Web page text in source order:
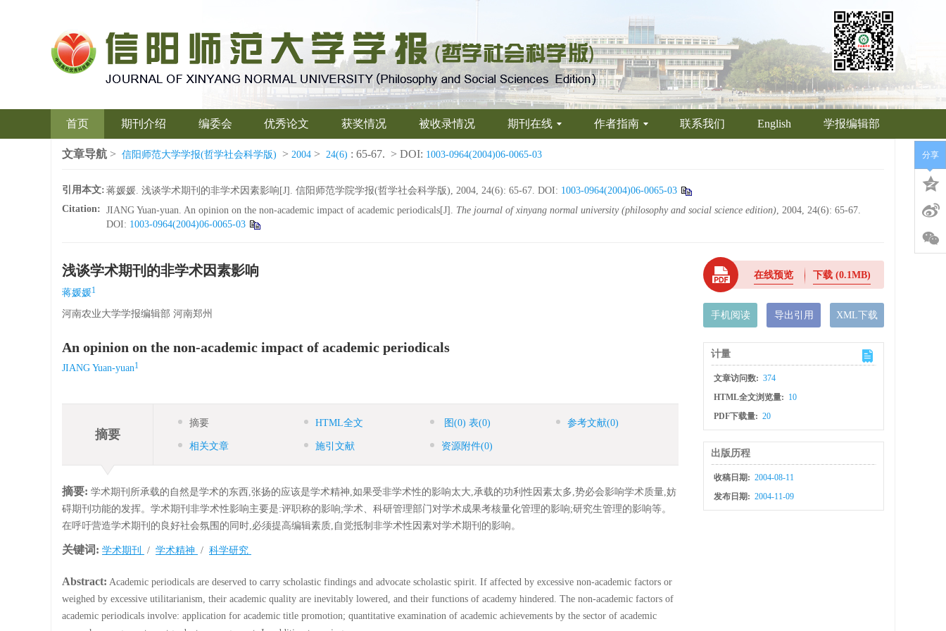
首页 期刊介绍 编委会 优秀论文 获奖情况 被收录情况 期刊在线 作者指南 联系我们 English 学报编辑部
文章导航 > 信阳师范大学学报(哲学社会科学版) > 2004 > 24(6) : 65-67. > DOI: 1003-0964(2004)06-0065-03
引用本文: 蒋媛媛. 浅谈学术期刊的非学术因素影响[J]. 信阳师范学院学报(哲学社会科学版), 2004, 24(6): 65-67. DOI: 1003-0964(2004)06-0065-03
Citation: JIANG Yuan-yuan. An opinion on the non-academic impact of academic periodicals[J]. The journal of xinyang normal university (philosophy and social science edition), 2004, 24(6): 65-67.
DOI: 1003-0964(2004)06-0065-03
浅谈学术期刊的非学术因素影响
蒋媛媛1
河南农业大学学报编辑部 河南郑州
An opinion on the non-academic impact of academic periodicals
JIANG Yuan-yuan1
摘要
摘要 HTML全文 图 (0) 表(0) 参考文献(0)
相关文章 施引文献 资源附件(0)
摘要: 学术期刊所承载的自然是学术的东西,张扬的应该是学术精神,如果受非学术性的影响太大,承载的功利性因素太多,势必会影响学术质量,妨
碍期刊功能的发挥。学术期刊非学术性影响主要是:评职称的影响;学术、科研管理部门对学术成果考核量化管理的影响;研究生管理的影响等。
在呼吁营造学术期刊的良好社会氛围的同时,必须提高编辑素质,自觉抵制非学术性因素对学术期刊的影响。
关键词: 学术期刊 / 学术精神 / 科学研究
Abstract: Academic periodicals are deserved to carry scholastic findings and advocate scholastic spirit. If affected by excessive non-academic factors or
weighed by excessive utilitarianism, their academic quality are inevitably lowered, and their functions of academy hindered. The non-academic factors of
academic periodicals involve: application for academic title promotion; quantitative examination of academic achievements by the sector of academic
在线预览 下载(0.1MB)
手机阅读 导出引用 XML下载
计量
文章访问数: 374
HTML全文浏览量: 10
PDF下载量: 20
出版历程
收稿日期: 2004-08-11
发布日期: 2004-11-09
分享